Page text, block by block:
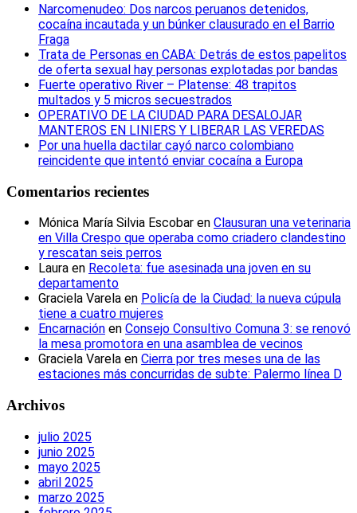
Narcomenudeo: Dos narcos peruanos detenidos,
cocaína incautada y un búnker clausurado en el Barrio
Fraga
Trata de Personas en CABA: Detrás de estos papelitos
de oferta sexual hay personas explotadas por bandas
Fuerte operativo River – Platense: 48 trapitos
multados y 5 micros secuestrados
OPERATIVO DE LA CIUDAD PARA DESALOJAR
MANTEROS EN LINIERS Y LIBERAR LAS VEREDAS
Por una huella dactilar cayó narco colombiano
reincidente que intentó enviar cocaína a Europa
Comentarios recientes
Mónica María Silvia Escobar en Clausuran una veterinaria
en Villa Crespo que operaba como criadero clandestino
y rescatan seis perros
Laura en Recoleta: fue asesinada una joven en su
departamento
Graciela Varela en Policía de la Ciudad: la nueva cúpula
tiene a cuatro mujeres
Encarnación en Consejo Consultivo Comuna 3: se renovó
la mesa promotora en una asamblea de vecinos
Graciela Varela en Cierra por tres meses una de las
estaciones más concurridas de subte: Palermo línea D
Archivos
julio 2025
junio 2025
mayo 2025
abril 2025
marzo 2025